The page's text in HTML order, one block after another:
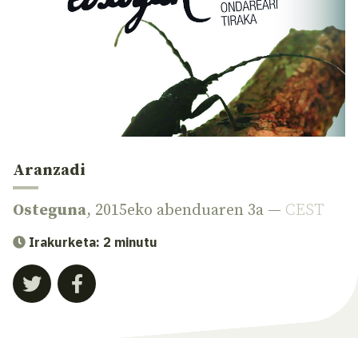
Aranzadi
Osteguna, 2015eko abenduaren 3a — CEST
Irakurketa: 2 minutu